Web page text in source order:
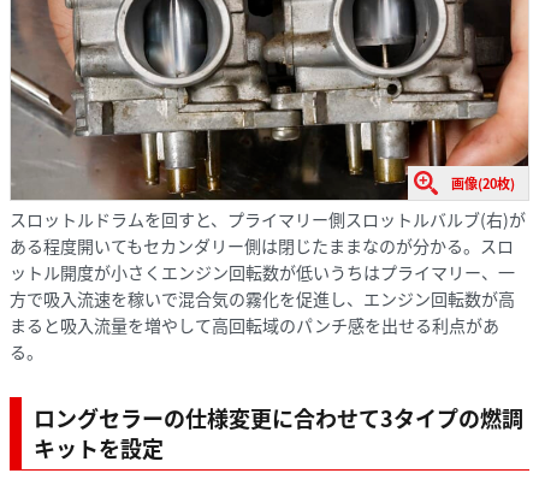
画像(20枚)
スロットルドラムを回すと、プライマリー側スロットルバルブ(右)が
ある程度開いてもセカンダリー側は閉じたままなのが分かる。スロ
ットル開度が小さくエンジン回転数が低いうちはプライマリー、一
方で吸入流速を稼いで混合気の霧化を促進し、エンジン回転数が高
まると吸入流量を増やして高回転域のパンチ感を出せる利点があ
る。
ロングセラーの仕様変更に合わせて3タイプの燃調
キットを設定